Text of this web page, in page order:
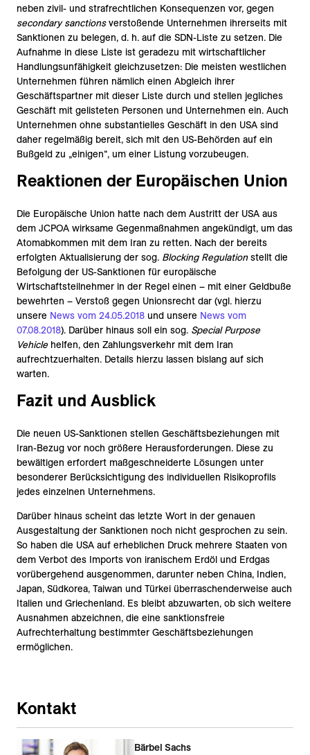
neben zivil- und strafrechtlichen Konsequenzen vor, gegen
secondary sanctionsverstoßende Unternehmen ihrerseits mit
Sanktionen zu belegen, d. h. auf die SDN-Liste zu setzen. Die
Aufnahme in diese Liste ist geradezu mit wirtschaftlicher
Handlungsunfähigkeit gleichzusetzen: Die meisten westlichen
Unternehmen führen nämlich einen Abgleich ihrer
Geschäftspartner mit dieser Liste durch und stellen jegliches
Geschäft mit gelisteten Personen und Unternehmen ein. Auch
Unternehmen ohne substantielles Geschäft in den USA sind
daher regelmäßig bereit, sich mit den US-Behörden auf ein
Bußgeld zu „einigen“, um einer Listung vorzubeugen.
Reaktionen der Europäischen Union
Die Europäische Union hatte nach dem Austritt der USA aus
dem JCPOA wirksame Gegenmaßnahmen angekündigt, um das
Atomabkommen mit dem Iran zu retten. Nach der bereits
erfolgten Aktualisierung der sog. Blocking Regulationstellt die
Befolgung der US-Sanktionen für europäische
Wirtschaftsteilnehmer in der Regel einen – mit einer Geldbuße
bewehrten – Verstoß gegen Unionsrecht dar (vgl. hierzu
unsere News vom 24.05.2018 und unsere News vom
07.08.2018). Darüber hinaus soll ein sog. Special Purpose
Vehicle helfen, den Zahlungsverkehr mit dem Iran
aufrechtzuerhalten. Details hierzu lassen bislang auf sich
warten.
Fazit und Ausblick
Die neuen US-Sanktionen stellen Geschäftsbeziehungen mit
Iran-Bezug vor noch größere Herausforderungen. Diese zu
bewältigen erfordert maßgeschneiderte Lösungen unter
besonderer Berücksichtigung des individuellen Risikoprofils
jedes einzelnen Unternehmens.
Darüber hinaus scheint das letzte Wort in der genauen
Ausgestaltung der Sanktionen noch nicht gesprochen zu sein.
So haben die USA auf erheblichen Druck mehrere Staaten von
dem Verbot des Imports von iranischem Erdöl und Erdgas
vorübergehend ausgenommen, darunter neben China, Indien,
Japan, Südkorea, Taiwan und Türkei überraschenderweise auch
Italien und Griechenland. Es bleibt abzuwarten, ob sich weitere
Ausnahmen abzeichnen, die eine sanktionsfreie
Aufrechterhaltung bestimmter Geschäftsbeziehungen
ermöglichen.
Kontakt
Bärbel Sachs